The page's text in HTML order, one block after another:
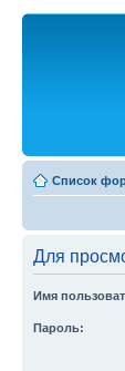
Список
Для
Имя
Пароль: